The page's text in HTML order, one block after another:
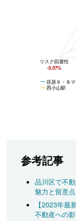
荏原６・８
西小山駅
リスク回避性
-3.37%
参考記事
品川区で不
魅力と留意
【2023年最
不動産への